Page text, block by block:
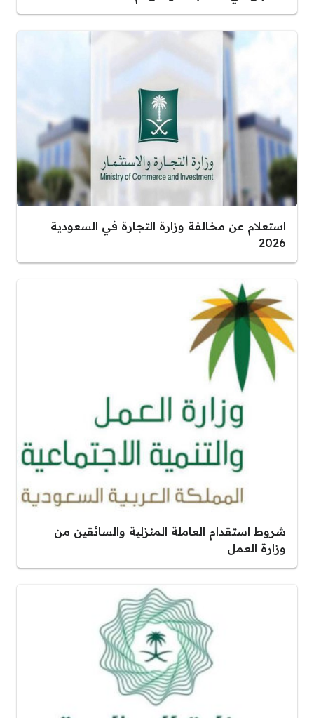
استعلام عن مخالفة وزارة التجارة في السعودية
2026
شروط استقدام العاملة المنزلية والسائقين من
وزارة العمل